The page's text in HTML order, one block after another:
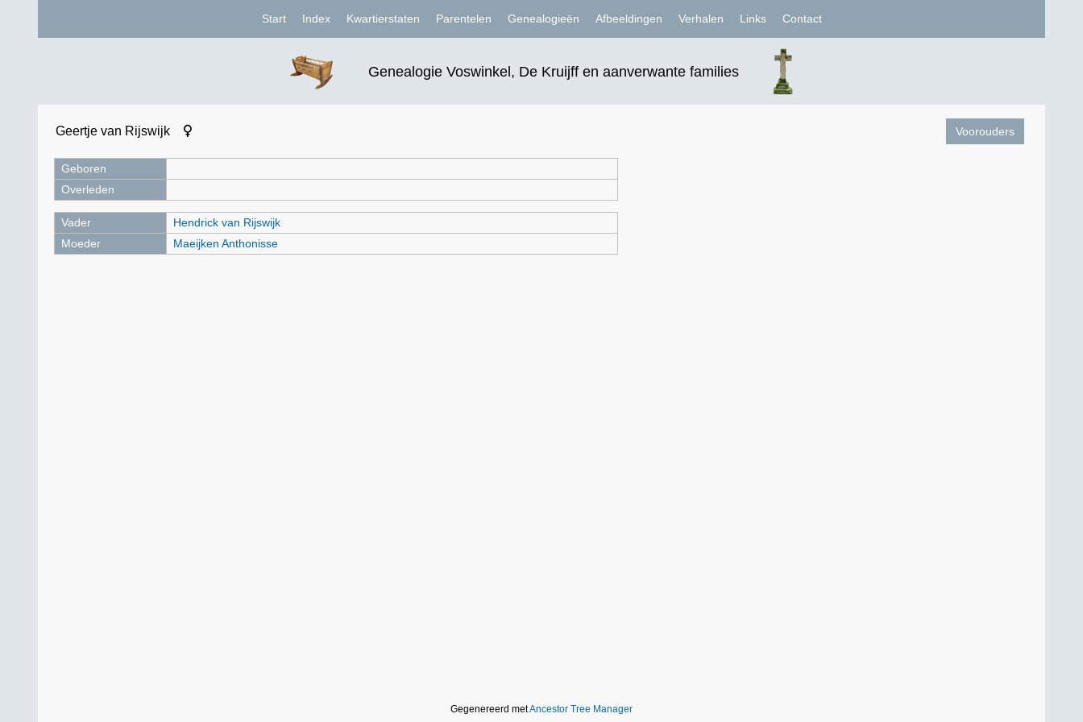
Genealogie Voswinkel, De Kruijff en aanverwante families
Start Index Kwartierstaten Parentelen Genealogieën Afbeeldingen Verhalen Links Contact
Geertje van Rijswijk Voorouders
Geboren
Overleden
Vader
Hendrick van Rijswijk
Moeder
Maeijken Anthonisse
Gegenereerd metAncestor Tree Manager